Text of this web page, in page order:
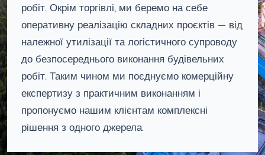
робіт. Окрім торгівлі, ми беремо на себе
оперативну реалізацію складних проєктів — від
належної утилізації та логістичного супроводу
до безпосереднього виконання будівельних
робіт. Таким чином ми поєднуємо комерційну
експертизу з практичним виконанням і
пропонуємо нашим клієнтам комплексні
рішення з одного джерела.